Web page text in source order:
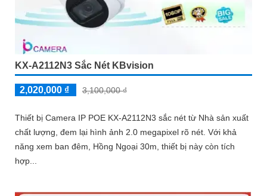
KX-A2112N3 Sắc Nét KBvision
2,020,000 ₫ 3,100,000 ₫
Thiết bị Camera IP POE KX-A2112N3 sắc nét từ Nhà sản xuất
chất lượng, đem lại hình ảnh 2.0 megapixel rõ nét. Với khả
năng xem ban đêm, Hồng Ngoại 30m, thiết bị này còn tích
hợp...